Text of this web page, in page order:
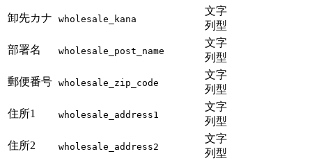
卸先カナ wholesale_kana
文字
列型
部署名 wholesale_post_name
文字
列型
郵便番号 wholesale_zip_code
文字
列型
住所1 wholesale_address1
文字
列型
住所2 wholesale_address2
文字
列型